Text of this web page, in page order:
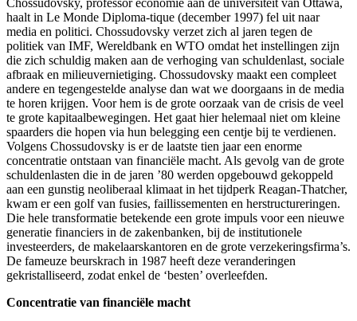
haalt in Le Monde Diploma-tique (december 1997) fel uit naar
media en politici. Chossudovsky verzet zich al jaren tegen de
politiek van IMF, Wereldbank en WTO omdat het instellingen zijn
die zich schuldig maken aan de verhoging van schuldenlast, sociale
afbraak en milieuvernietiging. Chossudovsky maakt een compleet
andere en tegengestelde analyse dan wat we doorgaans in de media
te horen krijgen. Voor hem is de grote oorzaak van de crisis de veel
te grote kapitaalbewegingen. Het gaat hier helemaal niet om kleine
spaarders die hopen via hun belegging een centje bij te verdienen.
Volgens Chossudovsky is er de laatste tien jaar een enorme
concentratie ontstaan van financiële macht. Als gevolg van de grote
schuldenlasten die in de jaren ’80 werden opgebouwd gekoppeld
aan een gunstig neoliberaal klimaat in het tijdperk Reagan-Thatcher,
kwam er een golf van fusies, faillissementen en herstructureringen.
Die hele transformatie betekende een grote impuls voor een nieuwe
generatie financiers in de zakenbanken, bij de institutionele
investeerders, de makelaarskantoren en de grote verzekeringsfirma’s.
De fameuze beurskrach in 1987 heeft deze veranderingen
gekristalliseerd, zodat enkel de ‘besten’ overleefden.
Concentratie van financiële macht